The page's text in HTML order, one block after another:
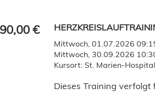
90,00 €
Mittwoch, 01.07.2026
Mittwoch, 30.09.2026
Kursort: St. Marien-
Dieses Training verfolgt